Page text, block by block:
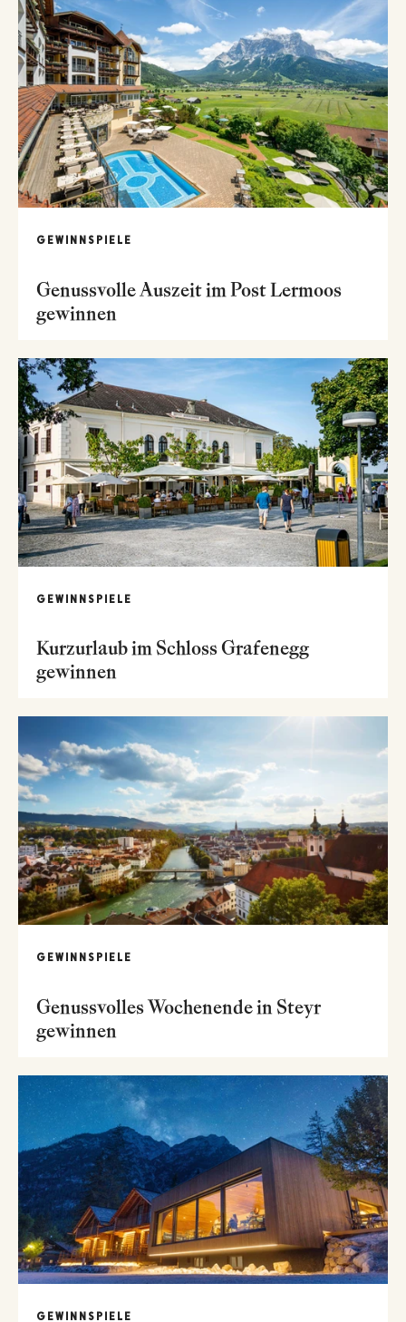
GEWINNSPIELE
Genussvolle Auszeit im Post Lermoos
gewinnen
GEWINNSPIELE
Kurzurlaub im Schloss Grafenegg
gewinnen
GEWINNSPIELE
Genussvolles Wochenende in Steyr
gewinnen
GEWINNSPIELE